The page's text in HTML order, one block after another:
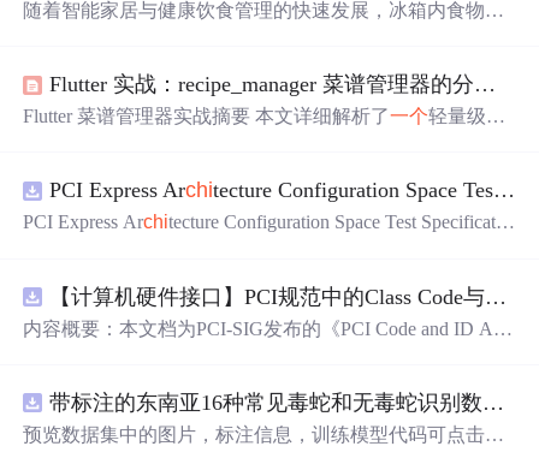
随着智能家居与健康饮食管理的快速发展，冰箱内食物自
采用自建数据集，其中训练集2,896张、验证集103张、测
试集51张。模型训练结果显示，整体F1值最高达到0.96，
8。混淆矩阵表明大多数食物类别分类准确率高，背景误检
率低。
Flutter 实战：recipe_manager 菜谱管理器的分类录入、评分展示与鸿蒙适配解析
Flutter 菜谱管理器实战摘要 本文详细解析了一个轻量级Flu
能： 数据结构：使用List存储菜谱信息，包含名称、分
类、耗时和评分 表单录入：通过TextEditingController管
理：支持添加和删除菜谱操作 控制器管理：正确处理Text
Edi
PCI Express Architecture Configuration Space Test Specification Revision 5.0, Version 1.0 (CB).pdf
PCI Express Architecture Configuration Space Test Specificatio
【计算机硬件接口】PCI规范中的Class Code与Capability ID分配：设备功能分类及扩展能力标识系统设计
内容概要：本文档为PCI-SIG发布的《PCI Code and ID Assi
ity IDs）以
带标注的东南亚16种常见毒蛇和无毒蛇识别数据集， 识别率73.4%，7593张图，支持yolo
预览数据集中的图片，标注信息，训练模型代码可点击查